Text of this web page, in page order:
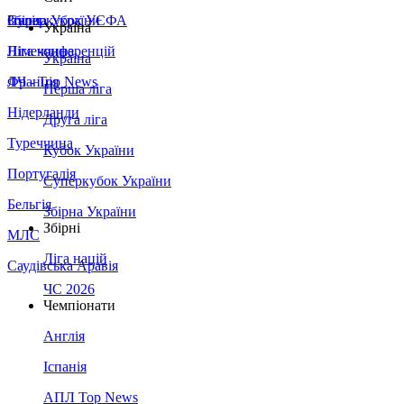
Збірна України
Італія
Німеччина
Франція
Нідерланди
Туреччина
Португалія
Бельгія
МЛС
Саудівська Аравія
Суперкубок УЄФА
Ліга конференцій
ЛЧ - Top News
Україна
Україна
Перша ліга
Друга ліга
Кубок України
Суперкубок України
Збірна України
Збірні
Ліга націй
ЧС 2026
Чемпіонати
Англія
Іспанія
АПЛ Top News